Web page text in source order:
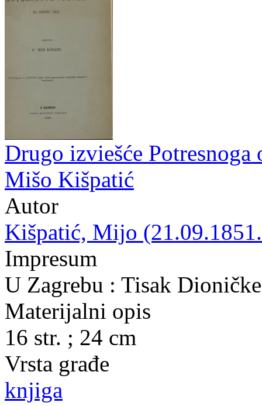
Drugo izviešće
Mišo Kišpatić
Autor
Kišpatić, Mijo
Impresum
U Zagrebu : Tisak
Materijalni opis
16 str. ; 24 cm
Vrsta građe
knjiga